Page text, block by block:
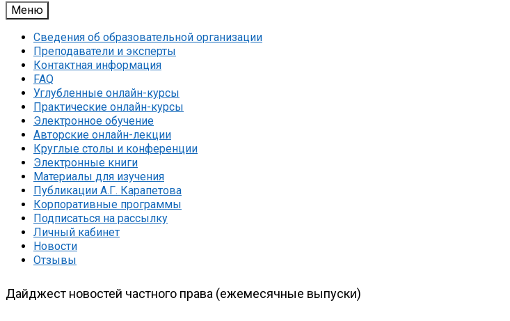
Меню
Сведения об образовательной организации
Преподаватели и эксперты
Контактная информация
FAQ
Углубленные онлайн-курсы
Практические онлайн-курсы
Электронное обучение
Авторские онлайн-лекции
Круглые столы и конференции
Электронные книги
Материалы для изучения
Публикации А.Г. Карапетова
Корпоративные программы
Подписаться на рассылку
Личный кабинет
Новости
Отзывы
Дайджест новостей частного права (ежемесячные выпуски)